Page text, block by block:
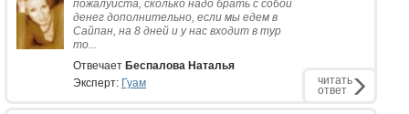
пожалуйста, сколько надо брать с собой
денег дополнительно, если мы едем в
Сайпан, на 8 дней и у нас входит в тур
то...
Отвечает Беспалова Наталья
Эксперт: Гуам читать
ответ